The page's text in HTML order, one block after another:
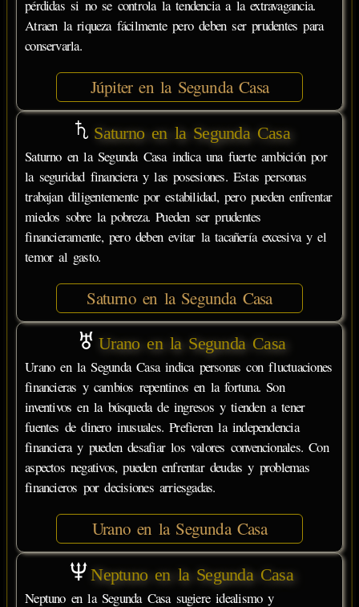
pérdidas si no se controla la tendencia a la extravagancia.
Atraen la riqueza fácilmente pero deben ser prudentes para
conservarla.
Júpiter en la Segunda Casa
Saturno en la Segunda Casa
Saturno en la Segunda Casa indica una fuerte ambición por
la seguridad financiera y las posesiones. Estas personas
trabajan diligentemente por estabilidad, pero pueden enfrentar
miedos sobre la pobreza. Pueden ser prudentes
financieramente, pero deben evitar la tacañería excesiva y el
temor al gasto.
Saturno en la Segunda Casa
Urano en la Segunda Casa
Urano en la Segunda Casa indica personas con fluctuaciones
financieras y cambios repentinos en la fortuna. Son
inventivos en la búsqueda de ingresos y tienden a tener
fuentes de dinero inusuales. Prefieren la independencia
financiera y pueden desafiar los valores convencionales. Con
aspectos negativos, pueden enfrentar deudas y problemas
financieros por decisiones arriesgadas.
Urano en la Segunda Casa
Neptuno en la Segunda Casa
Neptuno en la Segunda Casa sugiere idealismo y